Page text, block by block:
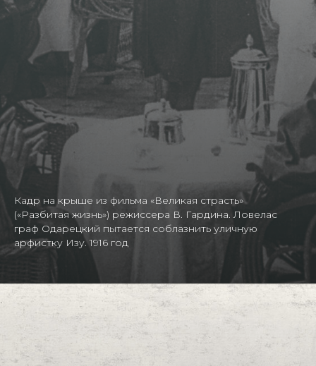
Кадр на крыше из фильма «Великая страсть»
(«Разбитая жизнь») режиссера В. Гардина. Ловелас
граф Одарецкий пытается соблазнить уличную
арфистку Изу. 1916 год